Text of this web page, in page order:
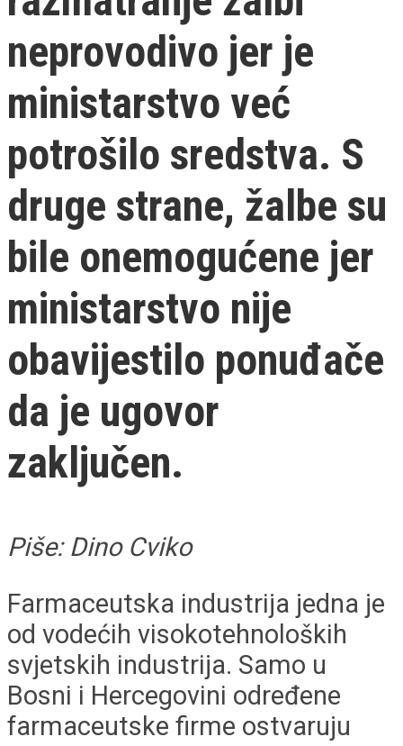
neprovodivo jer je
ministarstvo već
potrošilo sredstva. S
druge strane, žalbe su
bile onemogućene jer
ministarstvo nije
obavijestilo ponuđače
da je ugovor
zaključen.
Piše: Dino Cviko
Farmaceutska industrija jedna je
od vodećih visokotehnoloških
svjetskih industrija. Samo u
Bosni i Hercegovini određene
farmaceutske firme ostvaruju